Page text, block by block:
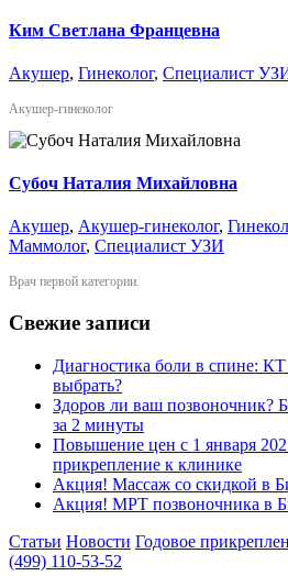
Ким Светлана Францевна
Акушер, Гинеколог, Специалист
Акушер-гинеколог
Субоч Наталия Михайловна
Акушер, Акушер-гинеколог,
Маммолог, Специалист УЗИ
Врач первой категории.
Свежие записи
Диагностика боли в спине:
выбрать?
Здоров ли ваш позвоночник?
за 2 минуты
Повышение цен с 1 января
прикрепление к клинике
Акция! Массаж со скидкой в
Акция! МРТ позвоночника в
Статьи Новости Годовое
(499) 110-53-52